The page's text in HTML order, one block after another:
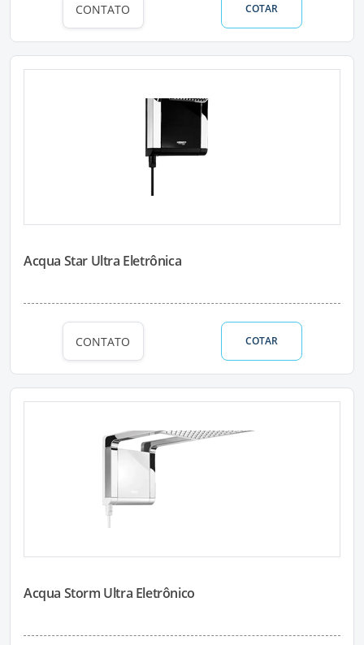
CONTATO COTAR
Acqua Star Ultra Eletrônica
CONTATO COTAR
Acqua Storm Ultra Eletrônico